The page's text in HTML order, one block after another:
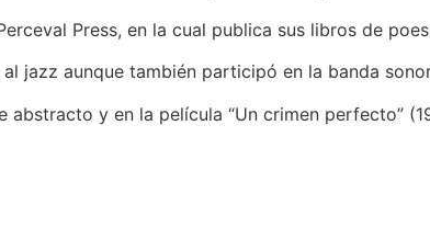
Press, en la cual publica sus libros de
jazz aunque también participó en la banda
y en la película “Un crimen perfecto”